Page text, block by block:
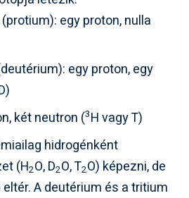
(protium): egy proton, nulla
egy proton, egy
két neutron (3H vagy T)
hidrogénként
(H2O, D2O, T2O) képezni, de
A deutérium és a tritium